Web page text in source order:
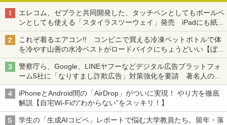
エレコム、ゼブラと共同開発した、タッチペンとしてもボールペ
ンとしても使える「スタイラスツーウェイ」発売 iPadにも紙に
も、持ち替えずに書き込める
これぞ着るエアコン!! コンビニで買える冷凍ペットボトルで体
を冷やす山善の水冷ベストがロードバイクにちょうどいい【ぼっ
ち・ざ・ろーど！その14】【空いた時間でなにしてる？】
警察庁ら、Google、LINEヤフーなどデジタル広告プラットフォ
ーム5社に「なりすまし詐欺広告」対策強化を要請 著名人の写
真や映像を使った投資詐欺などへの対策として
iPhoneとAndroid間の「AirDrop」がついに実現！ やり方を徹底
解説【自宅Wi-Fiの“わからない”をスッキリ！】
学生の「生成AIコピペ」レポートで悩む大学教員たち。留年・落